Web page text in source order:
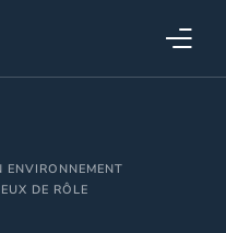
ENVIRONNEMENT
DE RÔLE